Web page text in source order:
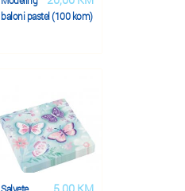
baloni pastel (100 kom)